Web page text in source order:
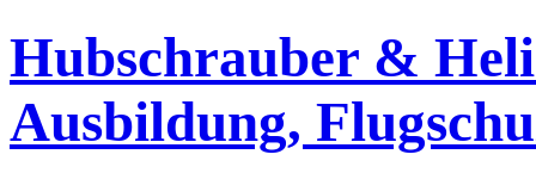
Hubschrauber &
Ausbildung,